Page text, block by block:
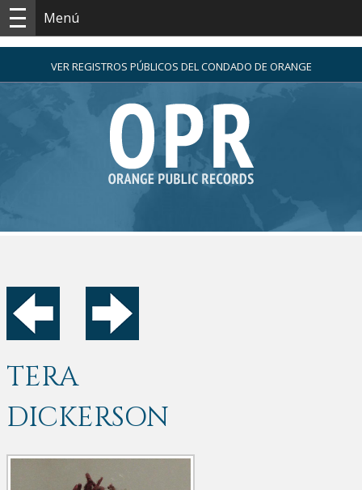
Menú
VER REGISTROS PÚBLICOS DEL CONDADO DE ORANGE
TERA
DICKERSON